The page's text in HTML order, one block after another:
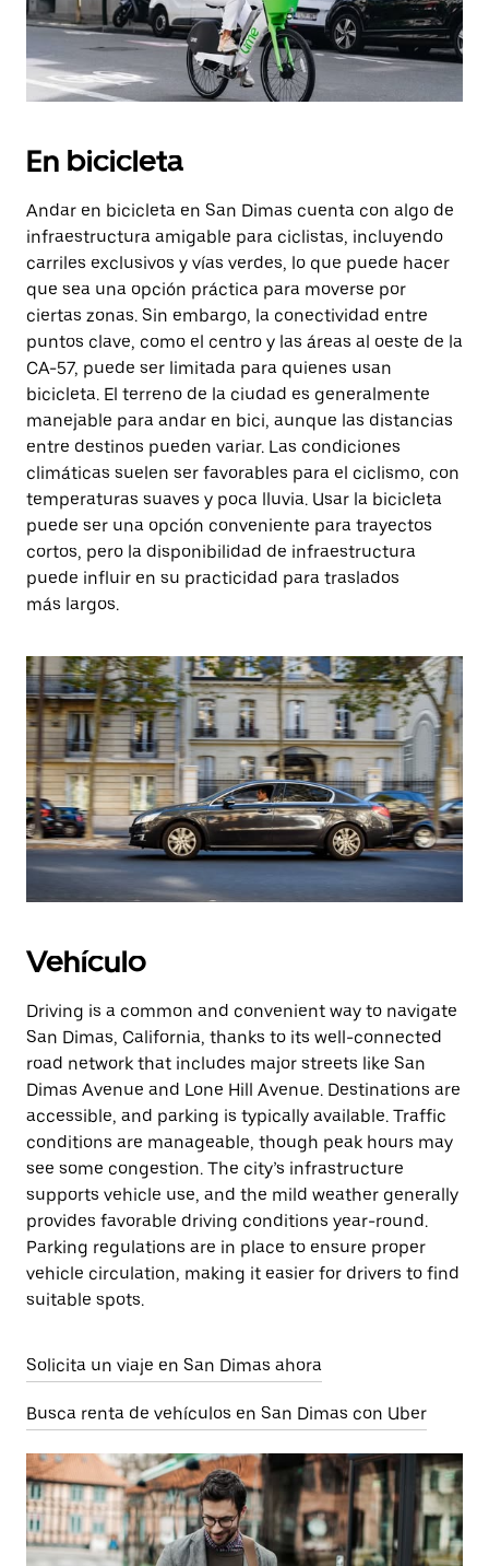
En bicicleta
Andar en bicicleta en San Dimas cuenta con algo de
infraestructura amigable para ciclistas, incluyendo
carriles exclusivos y vías verdes, lo que puede hacer
que sea una opción práctica para moverse por
ciertas zonas. Sin embargo, la conectividad entre
puntos clave, como el centro y las áreas al oeste de la
CA-57, puede ser limitada para quienes usan
bicicleta. El terreno de la ciudad es generalmente
manejable para andar en bici, aunque las distancias
entre destinos pueden variar. Las condiciones
climáticas suelen ser favorables para el ciclismo, con
temperaturas suaves y poca lluvia. Usar la bicicleta
puede ser una opción conveniente para trayectos
cortos, pero la disponibilidad de infraestructura
puede influir en su practicidad para traslados
más largos.
Vehículo
Driving is a common and convenient way to navigate
San Dimas, California, thanks to its well-connected
road network that includes major streets like San
Dimas Avenue and Lone Hill Avenue. Destinations are
accessible, and parking is typically available. Traffic
conditions are manageable, though peak hours may
see some congestion. The city’s infrastructure
supports vehicle use, and the mild weather generally
provides favorable driving conditions year-round.
Parking regulations are in place to ensure proper
vehicle circulation, making it easier for drivers to find
suitable spots.
Solicita un viaje en San Dimas ahora
Busca renta de vehículos en San Dimas con Uber